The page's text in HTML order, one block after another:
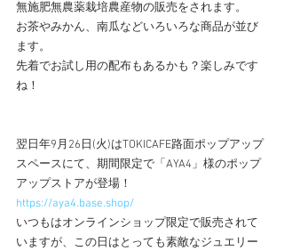
無施肥無農薬栽培農産物の販売をされます。
お茶やみかん、南瓜などいろいろな商品が並び
ます。
先着でお試し用の配布もあるかも？楽しみです
ね！
翌日年9月26日(火)はTOKICAFE路面ポップアップ
スペースにて、期間限定で「AYA4」様のポップ
アップストアが登場！
https://aya4.base.shop/
いつもはオンラインショップ限定で販売されて
いますが、この日はとっても素敵なジュエリー